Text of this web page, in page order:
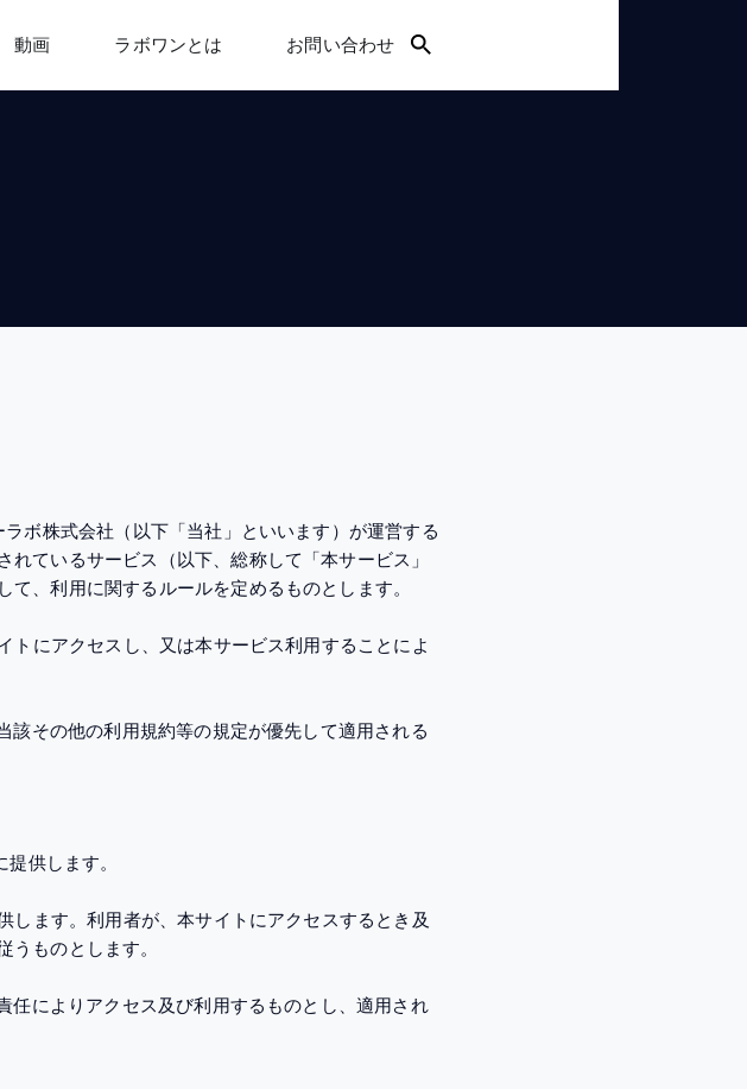
動画 ラボワンとは お問い合わせ
ボ株式会社（以下「当社」といいます）が運営する
ているサービス（以下、総称して「本サービス」
、利用に関するルールを定めるものとします。
にアクセスし、又は本サービス利用することによ
その他の利用規約等の規定が優先して適用される
供します。
します。利用者が、本サイトにアクセスするとき及
ものとします。
任によりアクセス及び利用するものとし、適用され